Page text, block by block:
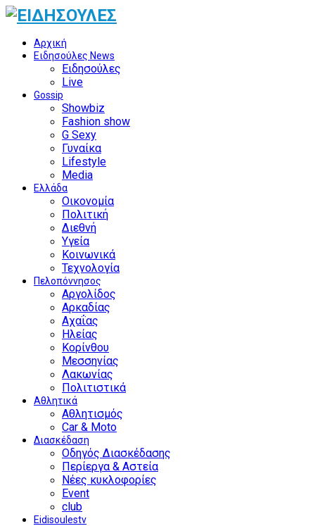
Αρχική
Ειδησούλες News
Ειδησούλες
Live
Gossip
Showbiz
Fashion show
G Sexy
Γυναίκα
Lifestyle
Media
Ελλάδα
Οικονομία
Πολιτική
Διεθνή
Υγεία
Κοινωνικά
Τεχνολογία
Πελοπόννησος
Αργολίδος
Αρκαδίας
Αχαΐας
Ηλείας
Κορίνθου
Μεσσηνίας
Λακωνίας
Πολιτιστικά
Αθλητικά
Αθλητισμός
Car & Moto
Διασκέδαση
Οδηγός Διασκέδασης
Περίεργα & Αστεία
Νέες κυκλοφορίες
Event
club
Eidisoulestv